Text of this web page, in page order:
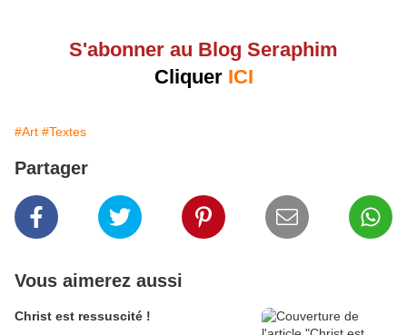
S'abonner au Blog Seraphim
Cliquer ICI
#Art #Textes
Partager
Vous aimerez aussi
Christ est ressuscité !